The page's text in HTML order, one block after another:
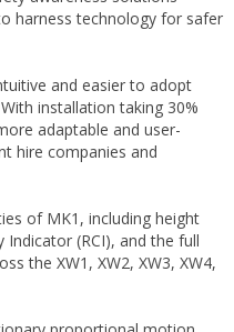
harness technology for safer
and easier to adopt
installation taking 30%
adaptable and user-
hire companies and
of MK1, including height
(RCI), and the full
the XW1, XW2, XW3, XW4,